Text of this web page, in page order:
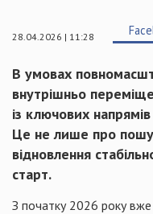
28.04.2026 | 11:28
В умовах
внутрішньо
із ключових
Це не лише про
відновлення
старт.
З початку 2026 року вже